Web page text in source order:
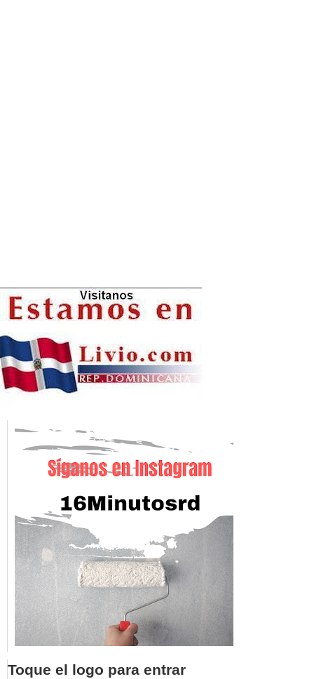
Toque el logo para entrar